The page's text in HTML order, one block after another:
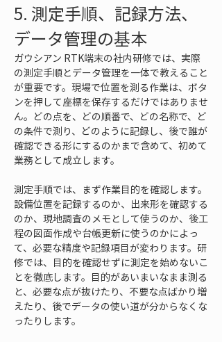
5. 測定手順、記録方法、
データ管理の基本
ガウシアン RTK端末の社内研修では、実際
の測定手順とデータ管理を一体で教えること
が重要です。現場で位置を測る作業は、ボタ
ンを押して座標を保存するだけではありませ
ん。どの点を、どの順番で、どの名称で、ど
の条件で測り、どのように記録し、後で誰が
確認できる形にするのかまで含めて、初めて
業務として成立します。
測定手順では、まず作業目的を確認します。
設備位置を記録するのか、出来形を確認する
のか、現地調査のメモとして使うのか、後工
程の図面作成や台帳更新に使うのかによっ
て、必要な精度や記録項目が変わります。研
修では、目的を確認せずに測定を始めないこ
とを徹底します。目的があいまいなまま測る
と、必要な点が抜けたり、不要な点ばかり増
えたり、後でデータの使い道が分からなくな
ったりします。